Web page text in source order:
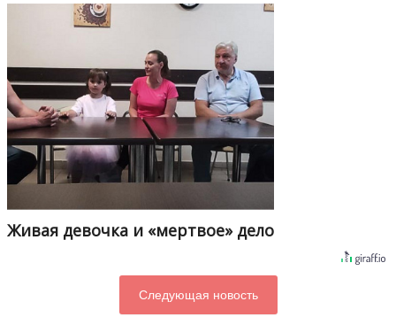
Живая девочка и «мертвое» дело
Следующая новость